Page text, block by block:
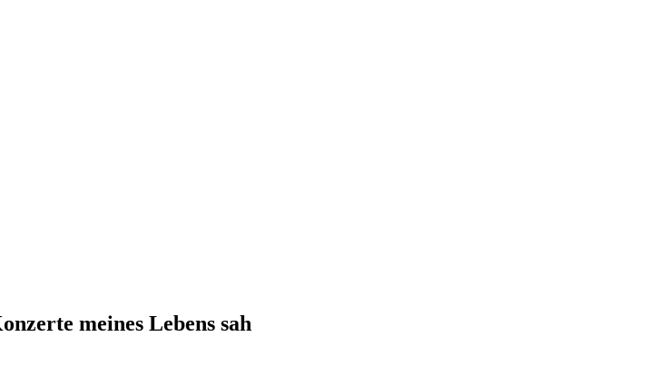
meines Lebens sah